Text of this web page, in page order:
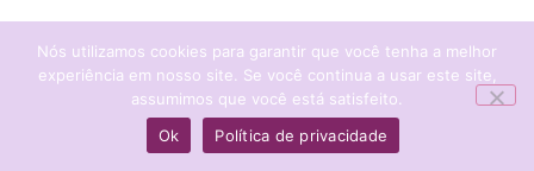
Nós utilizamos cookies para garantir que você tenha a melhor
experiência em nosso site. Se você continua a usar este site,
assumimos que você está satisfeito.
Ok
Política de privacidade